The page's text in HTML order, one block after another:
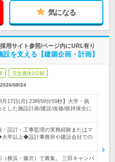
気になる
用サイト参照/ページ内にURL有り
を支える【建築企画・計画】
完全週休2日制
2026/08/24
17日(月) 23時59分59秒】大学・病
した施設計画/建設/改修/維持保全に
設計・工事監理の実務経験またはマ
卒以上◆設計事務所や建設会社での
横浜・藤沢）で募集。 三田キャンパ